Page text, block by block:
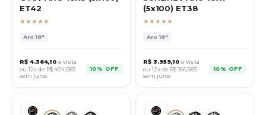
ET42
★★★★★
Aro18"
R$ 4.364,10 à vista
ou 12x de R$404,083
sem juros
10% OFF
(5x100) ET38
★★★★★
Aro18"
R$ 3.959,10 à vista
ou 12x de R$366,583
sem juros
10% OFF